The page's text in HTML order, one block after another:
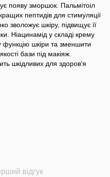
появу зморшок. Пальмітоіл
пептидів для стимуляції
зволожує шкіру, підвищує її
Ніацинамід у складі крему
функцію шкіри та зменшити
бази під макіяж.
шкідливих для здоров’я
відгук